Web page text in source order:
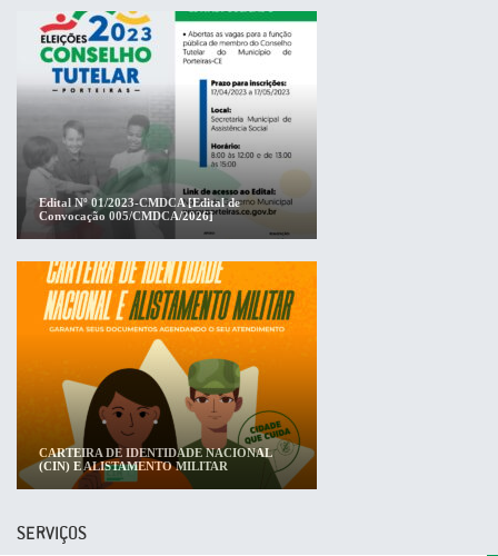
Edital Nº 01/2023-CMDCA [Edital de
Convocação 005/CMDCA/2026]
CARTEIRA DE IDENTIDADE NACIONAL
(CIN) E ALISTAMENTO MILITAR
SERVIÇOS